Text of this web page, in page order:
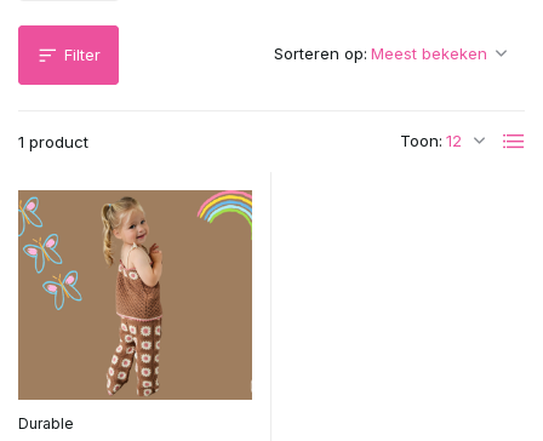
Filter
1 product Toon:
Sorteren op:
Durable